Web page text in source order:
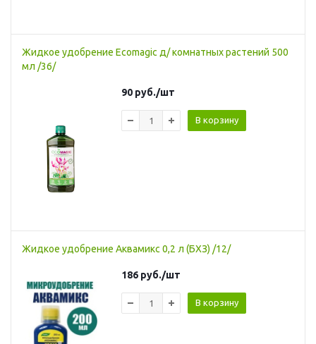
Жидкое удобрение Ecomagic д/ комнатных растений 500
мл /36/
90 руб./шт
В корзину
Жидкое удобрение Аквамикс 0,2 л (БХЗ) /12/
186 руб./шт
В корзину